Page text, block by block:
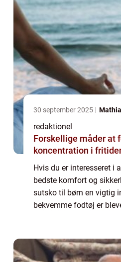
30 september 2025
redaktionel
Forskellige måder at
koncentration i
Hvis du er interesseret i
bedste komfort og
sutsko til børn en vigtig
bekvemme fodtøj er